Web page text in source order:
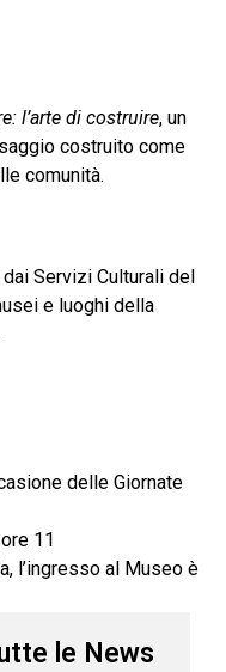
l’arte di costruire, un
costruito come
comunità.
Servizi Culturali del
e luoghi della
delle Giornate
11
l’ingresso al Museo è
le News